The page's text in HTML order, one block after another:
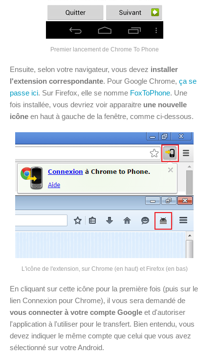
Premier lancement de Chrome To Phone
Ensuite, selon votre navigateur, vous devez installer
l'extension correspondante. Pour Google Chrome, ça se
passe ici. Sur Firefox, elle se nomme FoxToPhone. Une
fois installée, vous devriez voir apparaitre une nouvelle
icône en haut à gauche de la fenêtre, comme ci-dessous.
L'icône de l'extension, sur Chrome (en haut) et Firefox (en bas)
En cliquant sur cette icône pour la première fois (puis sur le
lien Connexion pour Chrome), il vous sera demandé de
vous connecter à votre compte Google et d'autoriser
l'application à l'utiliser pour le transfert. Bien entendu, vous
devez indiquer le même compte que celui que vous avez
sélectionné sur votre Android.